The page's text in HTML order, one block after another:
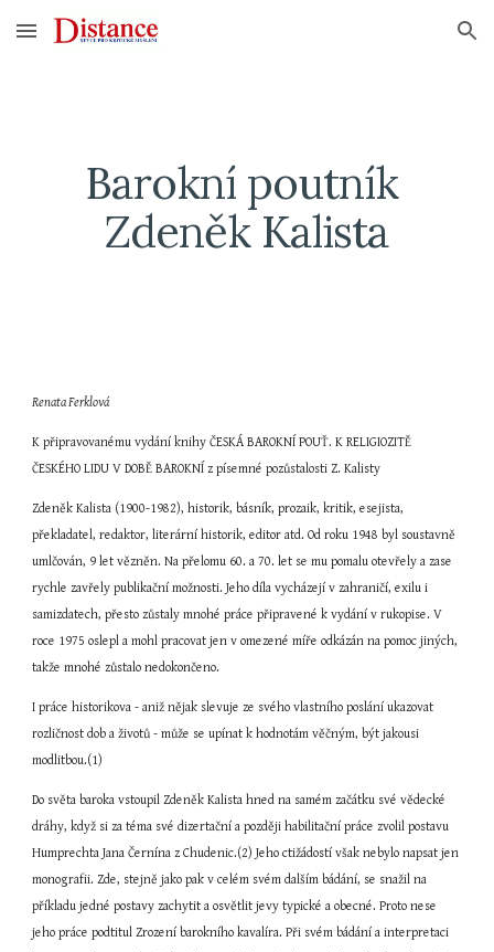
Skip to main content Skip to navigation
Barokní poutník
Zdeněk Kalista
Renata Ferklová
K připravovanému vydání knihy ČESKÁ BAROKNÍ POUŤ. K RELIGIOZITĚ
ČESKÉHO LIDU V DOBĚ BAROKNÍ z písemné pozůstalosti Z. Kalisty
Zdeněk Kalista (1900-1982), historik, básník, prozaik, kritik, esejista,
překladatel, redaktor, literární historik, editor atd. Od roku 1948 byl soustavně
umlčován, 9 let vězněn. Na přelomu 60. a 70. let se mu pomalu otevřely a zase
rychle zavřely publikační možnosti. Jeho díla vycházejí v zahraničí, exilu i
samizdatech, přesto zůstaly mnohé práce připravené k vydání v rukopise. V
roce 1975 oslepl a mohl pracovat jen v omezené míře odkázán na pomoc jiných,
takže mnohé zůstalo nedokončeno.
I práce historikova - aniž nějak slevuje ze svého vlastního poslání ukazovat
rozličnost dob a životů - může se upínat k hodnotám věčným, být jakousi
modlitbou.(1)
Do světa baroka vstoupil Zdeněk Kalista hned na samém začátku své vědecké
dráhy, když si za téma své dizertační a později habilitační práce zvolil postavu
Humprechta Jana Černína z Chudenic.(2) Jeho ctižádostí však nebylo napsat jen
monografii. Zde, stejně jako pak v celém svém dalším bádání, se snažil na
příkladu jedné postavy zachytit a osvětlit jevy typické a obecné. Proto nese
jeho práce podtitul Zrození barokního kavalíra. Při svém bádání a interpretaci